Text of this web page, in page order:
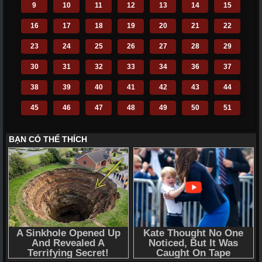
9 10 11 12 13 14 15
16 17 18 19 20 21 22
23 24 25 26 27 28 29
30 31 32 33 34 36 37
38 39 40 41 42 43 44
45 46 47 48 49 50 51
59 60 61 62 63 64 65
66 67 68 69 70 71 72
110 111 112 113 114 115 116
117 118 119 120 121 122 123
124 125 126 128 129 130
131 132 133 135 136 137